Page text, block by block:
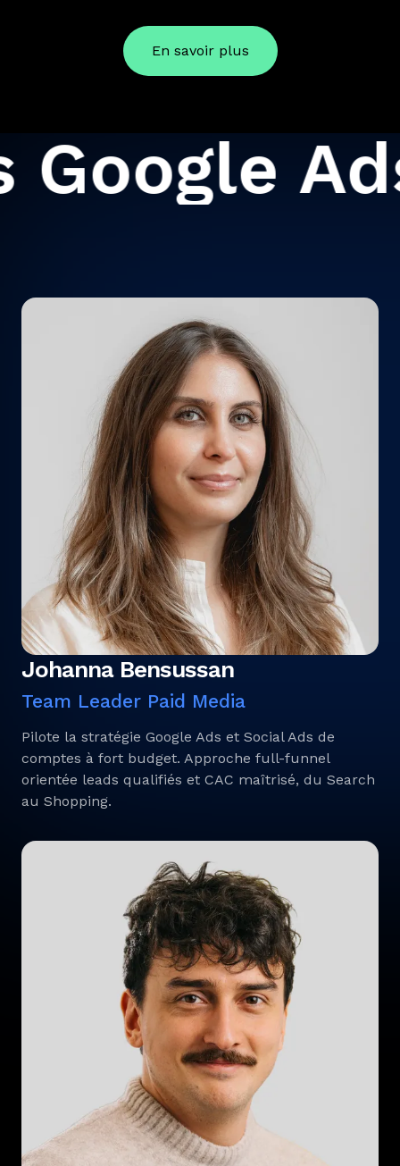
En savoir plus
Johanna Bensussan
Team Leader Paid Media
Pilote la stratégie Google Ads et Social Ads de
comptes à fort budget. Approche full-funnel
orientée leads qualifiés et CAC maîtrisé, du Search
au Shopping.